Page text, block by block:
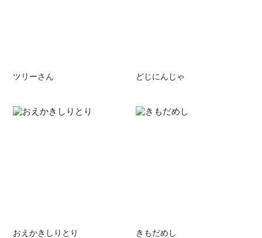
ツリーさん どじにんじゃ
おえかきしりとり きもだめし